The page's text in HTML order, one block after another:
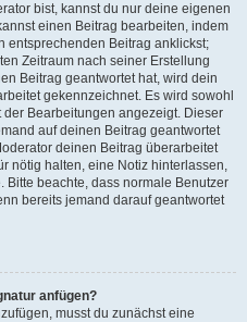
bist, kannst du nur deine eigenen
einen Beitrag bearbeiten, indem
entsprechenden Beitrag anklickst;
Zeitraum nach seiner Erstellung
Beitrag geantwortet hat, wird dein
gekennzeichnet. Es wird sowohl
Bearbeitungen angezeigt. Dieser
auf deinen Beitrag geantwortet
deinen Beitrag überarbeitet
nötig halten, eine Notiz hinterlassen,
beachte, dass normale Benutzer
bereits jemand darauf geantwortet
anfügen?
musst du zunächst eine